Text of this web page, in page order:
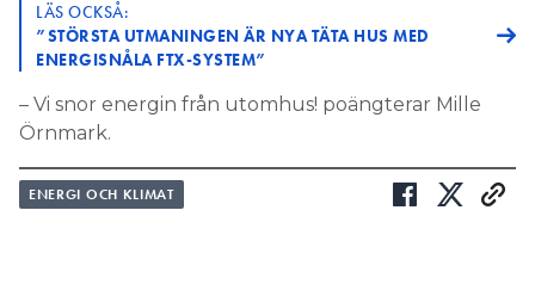
LÄS OCKSÅ:
”STÖRSTA UTMANINGEN ÄR NYA TÄTA HUS MED
ENERGISNÅLA FTX-SYSTEM”
– Vi snor energin från utomhus! poängterar Mille
Örnmark.
ENERGI OCH KLIMAT